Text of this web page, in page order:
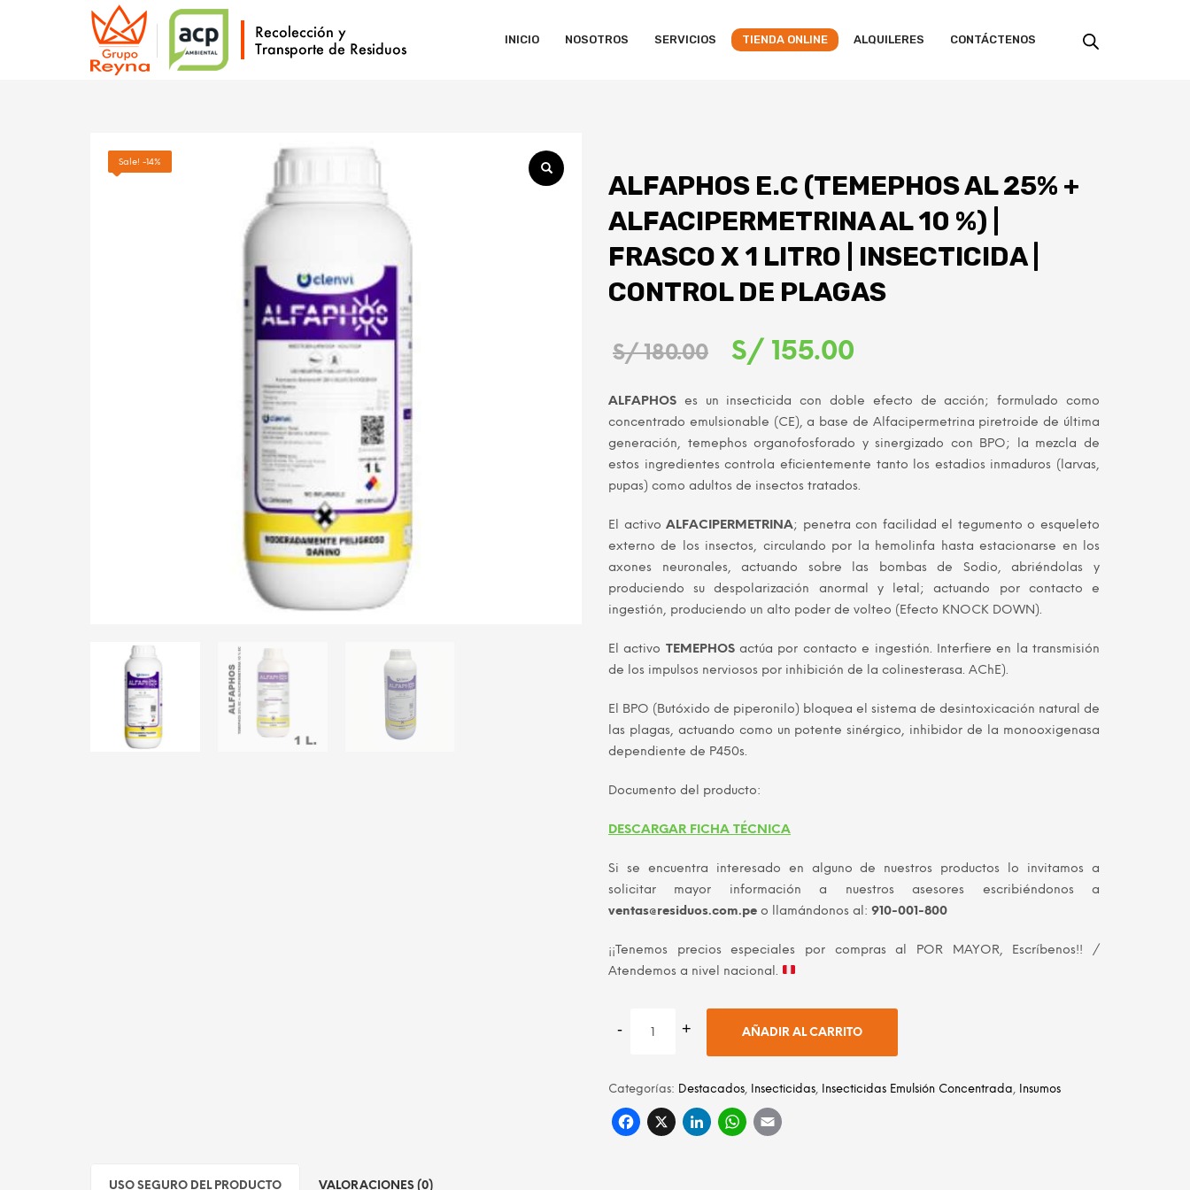
INICIO NOSOTROS SERVICIOS TIENDA ONLINE ALQUILERES CONTÁCTENOS
Sale! -14%
ALFAPHOS E.C (TEMEPHOS AL 25% +
ALFACIPERMETRINA AL 10 %) |
FRASCO X 1 LITRO | INSECTICIDA |
CONTROL DE PLAGAS
S/180.00
El
original
era:
S/ 180.00.
S/ 155.00
actual
es:
S/ 155.00.
ALFAPHOS es un insecticida con doble efecto de acción; formulado como
concentrado emulsionable (CE), a base de Alfacipermetrina piretroide de última
generación, temephos organofosforado y sinergizado con BPO; la mezcla de
estos ingredientes controla eficientemente tanto los estadios inmaduros (larvas,
pupas) como adultos de insectos tratados.
El activoALFACIPERMETRINA; penetra con facilidad el tegumento o esqueleto
externo de los insectos, circulando por la hemolinfa hasta estacionarse en los
axones neuronales, actuando sobre las bombas de Sodio, abriéndolas y
produciendo su despolarización anormal y letal; actuando por contacto e
ingestión, produciendo un alto poder de volteo (Efecto KNOCK DOWN).
El activo TEMEPHOSactúa por contacto e ingestión. Interfiere en la transmisión
de los impulsos nerviosos por inhibición de la colinesterasa. AChE).
El BPO (Butóxido de piperonilo) bloquea el sistema de desintoxicación natural de
las plagas, actuando como un potente sinérgico, inhibidor de la monooxigenasa
dependiente de P450s.
Documento del producto:
DESCARGAR FICHA TÉCNICA
Si se encuentra interesado en alguno de nuestros productos lo invitamos a
solicitar mayor información a nuestros asesores escribiéndonos a
ventas@residuos.com.pe o llamándonos al: 910-001-800
¡¡Tenemos precios especiales por compras al POR MAYOR, Escríbenos!! /
Atendemos a nivel nacional.
AÑADIR AL CARRITO
Categorías: Destacados, Insecticidas, Insecticidas Emulsión Concentrada, Insumos
Facebook
X LinkedIn
WhatsApp
USO SEGURO DEL PRODUCTO VALORACIONES (0)